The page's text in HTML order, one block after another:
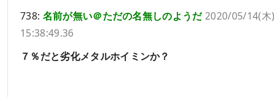
738: 名前が無い＠ただの名無しのようだ2020/05/14(木
15:38:49.36
７％だと劣化メタルホイミンか？